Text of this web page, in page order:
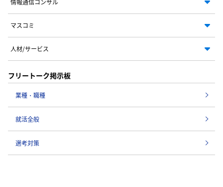
情報通信コンサル
マスコミ
人材/サービス
フリートーク掲示板
業種・職種
就活全般
選考対策